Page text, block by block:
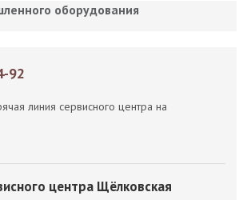
оборудования
92
линия сервисного центра на
центра Щёлковская